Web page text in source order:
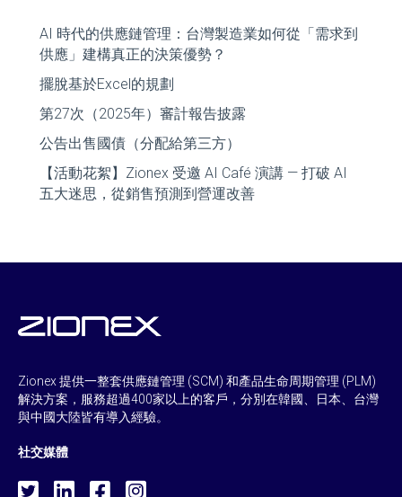
AI 時代的供應鏈管理：台灣製造業如何從「需求到
供應」建構真正的決策優勢？
擺脫基於Excel的規劃
第27次（2025年）審計報告披露
公告出售國債（分配給第三方）
【活動花絮】Zionex 受邀 AI Café 演講 — 打破 AI
五大迷思，從銷售預測到營運改善
Zionex 提供一整套供應鏈管理 (SCM) 和產品生命周期管理 (PLM)
解決方案，服務超過400家以上的客戶，分別在韓國、日本、台灣
與中國大陸皆有導入經驗。
社交媒體